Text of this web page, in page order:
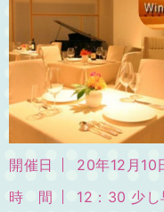
開催日
20年12月10
時 間
12：30 少